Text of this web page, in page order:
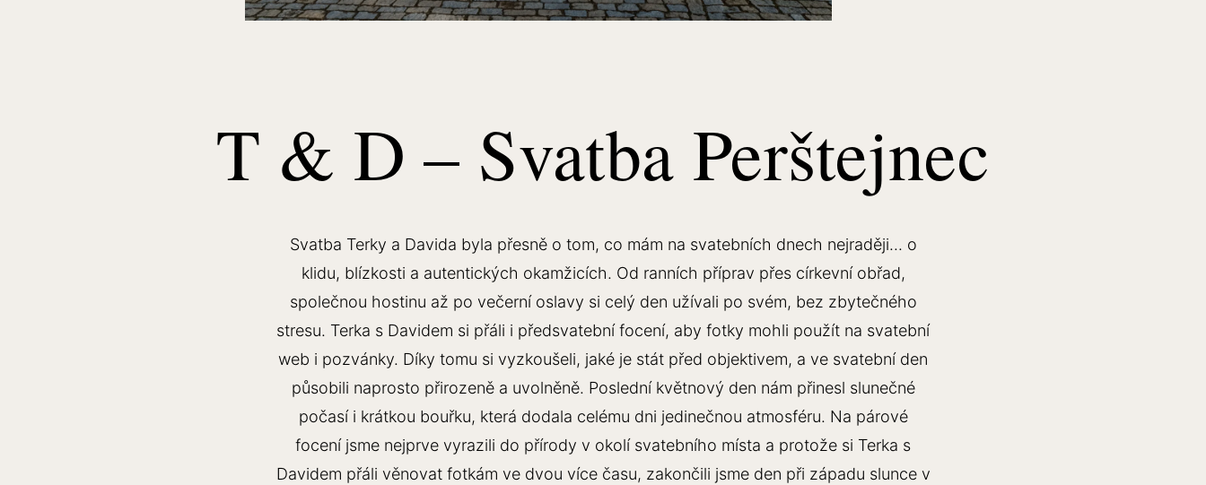
T & D – Svatba Perštejnec
Svatba Terky a Davida byla přesně o tom, co mám na svatebních dnech nejraději... o
klidu, blízkosti a autentických okamžicích. Od ranních příprav přes církevní obřad,
společnou hostinu až po večerní oslavy si celý den užívali po svém, bez zbytečného
stresu. Terka s Davidem si přáli i předsvatební focení, aby fotky mohli použít na svatební
web i pozvánky. Díky tomu si vyzkoušeli, jaké je stát před objektivem, a ve svatební den
působili naprosto přirozeně a uvolněně. Poslední květnový den nám přinesl slunečné
počasí i krátkou bouřku, která dodala celému dni jedinečnou atmosféru. Na párové
focení jsme nejprve vyrazili do přírody v okolí svatebního místa a protože si Terka s
Davidem přáli věnovat fotkám ve dvou více času, zakončili jsme den při západu slunce v